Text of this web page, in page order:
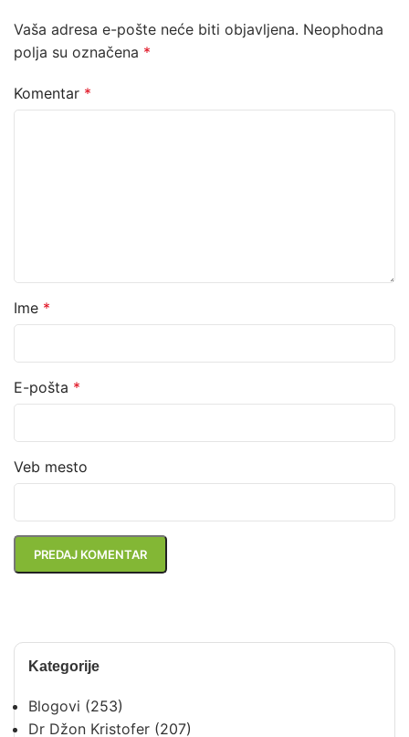
Kategorije
Blogovi (253)
Dr Džon Kristofer (207)
Vaša adresa e-pošte neće biti objavljena. Neophodna
polja su označena *
Komentar *
Ime *
E-pošta *
Veb mesto